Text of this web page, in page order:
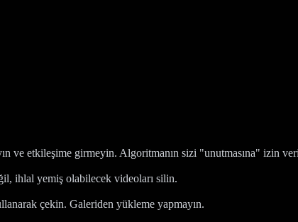
ve etkileşime girmeyin. Algoritmanın sizi "unutmasına" izin
ihlal yemiş olabilecek videoları silin.
çekin. Galeriden yükleme yapmayın.